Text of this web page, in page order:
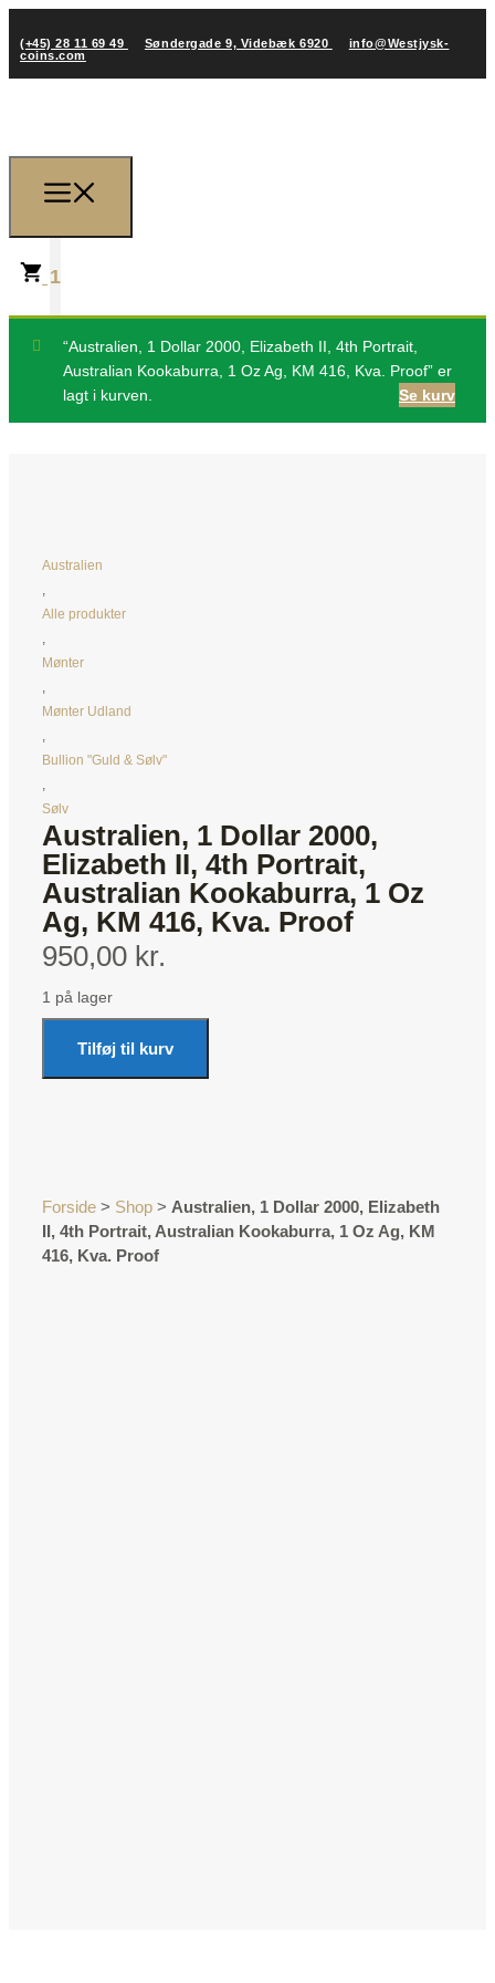
(+45) 28 11 69 49 Søndergade 9, Videbæk 6920
info@Westjysk-
coins.com
1
“Australien, 1 Dollar 2000, Elizabeth II, 4th Portrait,
Australian Kookaburra, 1 Oz Ag, KM 416, Kva. Proof” er
lagt i kurven.
Se kurv
Forside > Shop > Australien, 1 Dollar 2000, Elizabeth
II, 4th Portrait, Australian Kookaburra, 1 Oz Ag, KM
416, Kva. Proof
Australien
,
Alle produkter
,
Mønter
,
Mønter Udland
,
Bullion "Guld & Sølv"
,
Sølv
Australien, 1 Dollar 2000,
Elizabeth II, 4th Portrait,
Australian Kookaburra, 1 Oz
Ag, KM 416, Kva. Proof
950,00 kr.
1 på lager
Tilføj til kurv